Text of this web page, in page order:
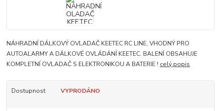
NÁHRADNÍ DÁLKOVÝ OVLADAČ KEETEC RC LINE, VHODNÝ PRO
AUTOALARMY A DÁLKOVÉ OVLÁDÁNÍ KEETEC. BALENÍ OBSAHUJE
KOMPLETNÍ OVLADAČ S ELEKTRONIKOU A BATERIE ! celý popis
Dostupnost VYPRODÁNO